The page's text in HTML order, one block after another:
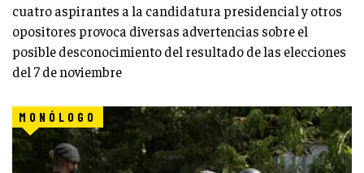
cuatro aspirantes a la candidatura presidencial y otros
opositores provoca diversas advertencias sobre el
posible desconocimiento del resultado de las elecciones
del 7 de noviembre
MONÓLOGO